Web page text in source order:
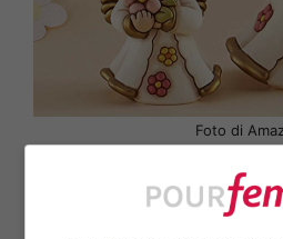
Foto di
regalo per la sua festa